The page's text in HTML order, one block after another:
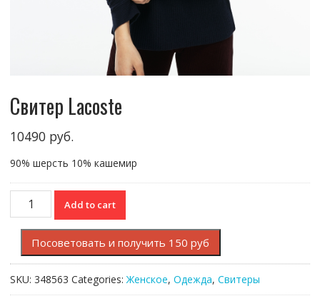
Свитер Lacoste
10490руб.
90% шерсть 10% кашемир
Свитер
Lacoste
quantity
Add to cart
Посоветовать и получить 150 руб
SKU: 348563 Categories:Женское, Одежда, Свитеры